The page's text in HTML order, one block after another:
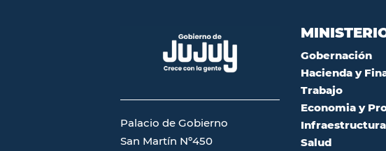
Palacio de Gobierno
San Martín Nº450
Gobernación
Hacienda y
Trabajo
Economia y
Infraestructura
Salud